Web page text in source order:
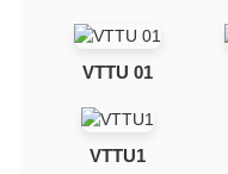
VTTU 01
VTTU1